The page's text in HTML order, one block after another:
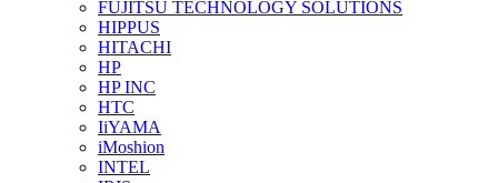
FUJITSU TECHNOLOGY SOLUTIONS
HIPPUS
HITACHI
HP
HP INC
HTC
IiYAMA
iMoshion
INTEL